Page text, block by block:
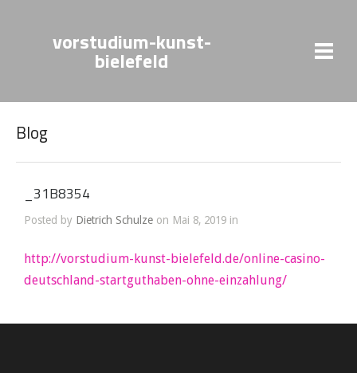
vorstudium-kunst-
bielefeld
Blog
_31B8354
Posted by Dietrich Schulze on Mai 8, 2019 in
http://vorstudium-kunst-bielefeld.de/online-casino-
deutschland-startguthaben-ohne-einzahlung/